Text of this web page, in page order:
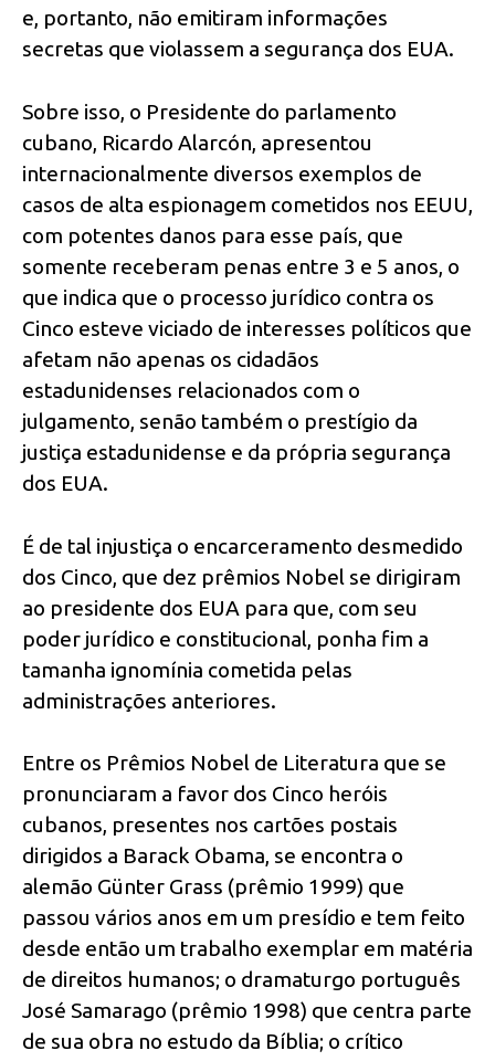
e, portanto, não emitiram informações
secretas que violassem a segurança dos EUA.
Sobre isso, o Presidente do parlamento
cubano, Ricardo Alarcón, apresentou
internacionalmente diversos exemplos de
casos de alta espionagem cometidos nos EEUU,
com potentes danos para esse país, que
somente receberam penas entre 3 e 5 anos, o
que indica que o processo jurídico contra os
Cinco esteve viciado de interesses políticos que
afetam não apenas os cidadãos
estadunidenses relacionados com o
julgamento, senão também o prestígio da
justiça estadunidense e da própria segurança
dos EUA.
É de tal injustiça o encarceramento desmedido
dos Cinco, que dez prêmios Nobel se dirigiram
ao presidente dos EUA para que, com seu
poder jurídico e constitucional, ponha fim a
tamanha ignomínia cometida pelas
administrações anteriores.
Entre os Prêmios Nobel de Literatura que se
pronunciaram a favor dos Cinco heróis
cubanos, presentes nos cartões postais
dirigidos a Barack Obama, se encontra o
alemão Günter Grass (prêmio 1999) que
passou vários anos em um presídio e tem feito
desde então um trabalho exemplar em matéria
de direitos humanos; o dramaturgo português
José Samarago (prêmio 1998) que centra parte
de sua obra no estudo da Bíblia; o crítico